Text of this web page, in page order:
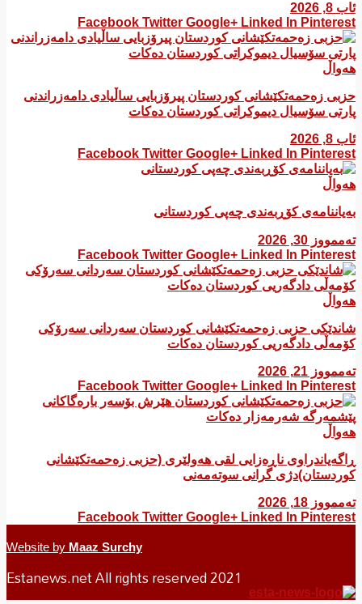
ئاب 8, 2026
Facebook Twitter Google+ Linked In Pinterest
هەواڵ
​حزبی زەحمەتکێشانی کوردستان پیرۆزبایی ساڵیادی دامەزراندنی
پارتی سۆسیال دیموکراتی کوردستان دەکات
ئاب 8, 2026
Facebook Twitter Google+ Linked In Pinterest
هەواڵ
بەیاننامەی کۆڕبەندی چەپی کوردستانی
تەممووز 30, 2026
Facebook Twitter Google+ Linked In Pinterest
هەواڵ
شاندێکی حزبی زەحمەتکێشانی کوردستان سەردانی سەرۆکی
کۆمەڵی دادگەریی کوردستان دەکات
تەممووز 21, 2026
Facebook Twitter Google+ Linked In Pinterest
هەواڵ
ڕاگەیاندراوی ناڕەزایی لقی هەولێری (حزبی زەحمەتکێشانی
کوردستان)دژی گرانی سوتەمەنی
تەممووز 18, 2026
Facebook Twitter Google+ Linked In Pinterest
Website by Maaz Surchy
Estanews.net All rights reserved 2021